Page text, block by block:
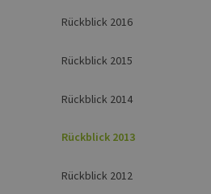
Rückblick 2016
Rückblick 2015
Rückblick 2014
Rückblick 2013
Rückblick 2012